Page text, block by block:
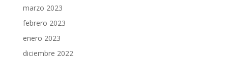
marzo 2023
febrero 2023
enero 2023
diciembre 2022